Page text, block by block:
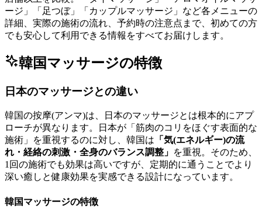
ージ」「足つぼ」「カップルマッサージ」など各メニューの
詳細、実際の施術の流れ、予約時の注意点まで、初めての方
でも安心して利用できる情報をすべてお届けします。
韓国マッサージの特徴
日本のマッサージとの違い
韓国の按摩(アンマ)は、日本のマッサージとは根本的にアプ
ローチが異なります。日本が「筋肉のコリをほぐす表面的な
施術」を重視するのに対し、韓国は 「気(エネルギー)の流
れ・経絡の刺激・全身のバランス調整」 を重視。そのため、
1回の施術でも効果は高いですが、定期的に通うことでより
深い癒しと健康効果を実感できる設計になっています。
韓国マッサージの特徴